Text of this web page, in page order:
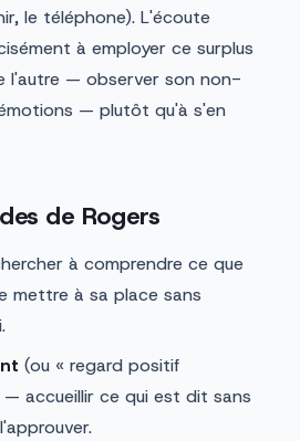
le téléphone). L'écoute
à employer ce surplus
l'autre — observer son non-
— plutôt qu'à s'en
de Rogers
à comprendre ce que
mettre à sa place sans
(ou « regard positif
accueillir ce qui est dit sans